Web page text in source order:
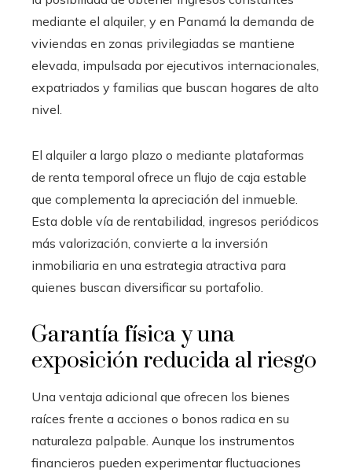
mediante el alquiler, y en Panamá la demanda de
viviendas en zonas privilegiadas se mantiene
elevada, impulsada por ejecutivos internacionales,
expatriados y familias que buscan hogares de alto
nivel.
El alquiler a largo plazo o mediante plataformas
de renta temporal ofrece un flujo de caja estable
que complementa la apreciación del inmueble.
Esta doble vía de rentabilidad, ingresos periódicos
más valorización, convierte a la inversión
inmobiliaria en una estrategia atractiva para
quienes buscan diversificar su portafolio.
Garantía física y una
exposición reducida al riesgo
Una ventaja adicional que ofrecen los bienes
raíces frente a acciones o bonos radica en su
naturaleza palpable. Aunque los instrumentos
financieros pueden experimentar fluctuaciones